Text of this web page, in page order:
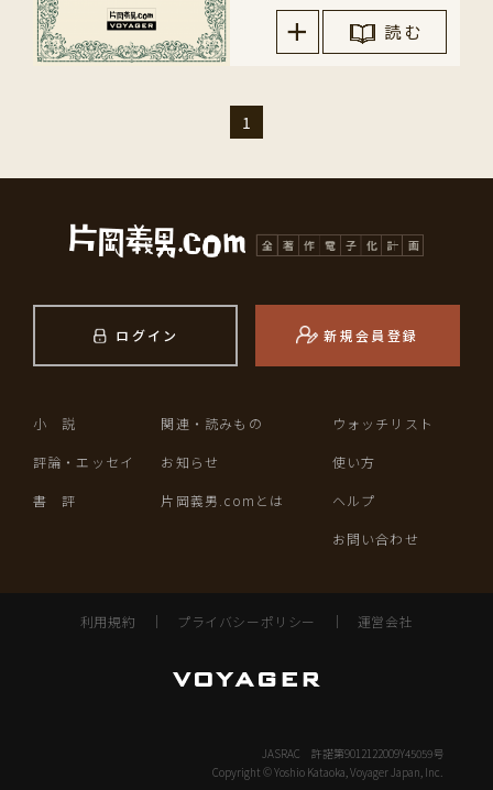
読 む
1
ログイン 新規会員登録
小 説
評論・エッセイ
書 評
関連・読みもの
お知らせ
片岡義男.comとは
ウォッチリスト
使い方
ヘルプ
お問い合わせ
利用規約 ｜ プライバシーポリシー ｜ 運営会社
JASRAC 許諾第9012122009Y45059号
Copyright © Yoshio Kataoka, Voyager Japan, Inc.